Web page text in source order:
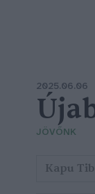
2025.06.06
JÖVŐNK
Kapu